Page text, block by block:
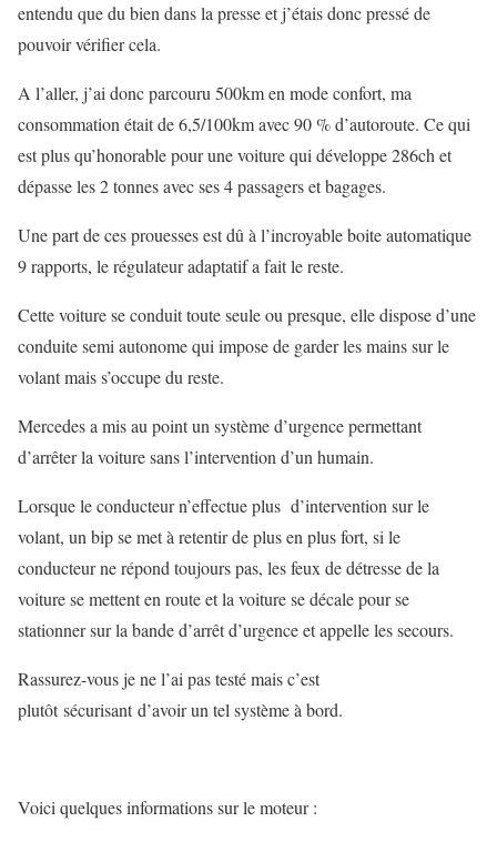
entendu que du bien dans la presse et j’étais donc pressé de
pouvoir vérifier cela.
A l’aller, j’ai donc parcouru 500km en mode confort, ma
consommation était de 6,5/100km avec 90 % d’autoroute. Ce qui
est plus qu’honorable pour une voiture qui développe 286ch et
dépasse les 2 tonnes avec ses 4 passagers et bagages.
Une part de ces prouesses est dû à l’incroyable boite automatique
9 rapports, le régulateur adaptatif a fait le reste.
Cette voiture se conduit toute seule ou presque, elle dispose d’une
conduite semi autonome qui impose de garder les mains sur le
volant mais s’occupe du reste.
Mercedes a mis au point un système d’urgence permettant
d’arrêter la voiture sans l’intervention d’un humain.
Lorsque le conducteur n’effectue plus d’intervention sur le
volant, un bip se met à retentir de plus en plus fort, si le
conducteur ne répond toujours pas, les feux de détresse de la
voiture se mettent en route et la voiture se décale pour se
stationner sur la bande d’arrêt d’urgence et appelle les secours.
Rassurez-vous je ne l’ai pas testé mais c’est
plutôt sécurisant d’avoir un tel système à bord.
Voici quelques informations sur le moteur :